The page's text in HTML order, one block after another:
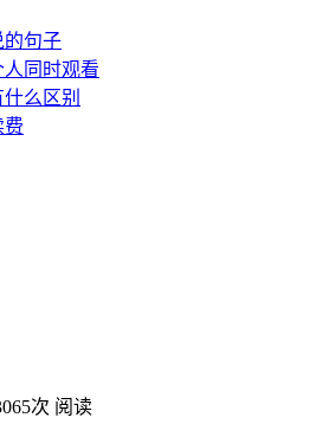
的句子
同时观看
么区别
费
次 阅读